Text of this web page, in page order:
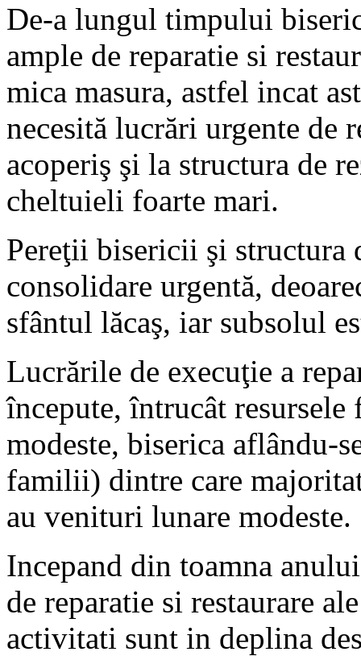
De-a lungul timpului
ample de reparatie si
mica masura, astfel incat
necesită lucrări urgente de
acoperiş şi la structura de
cheltuieli foarte mari.
Pereţii bisericii şi structura
consolidare urgentă,
sfântul lăcaş, iar subsolul
Lucrările de execuţie a
începute, întrucât
modeste, biserica aflându-
familii) dintre care
au venituri lunare modeste.
Incepand din toamna
de reparatie si restaurare
activitati sunt in deplina